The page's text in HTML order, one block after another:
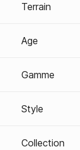
Terrain
Age
Gamme
Style
Collection